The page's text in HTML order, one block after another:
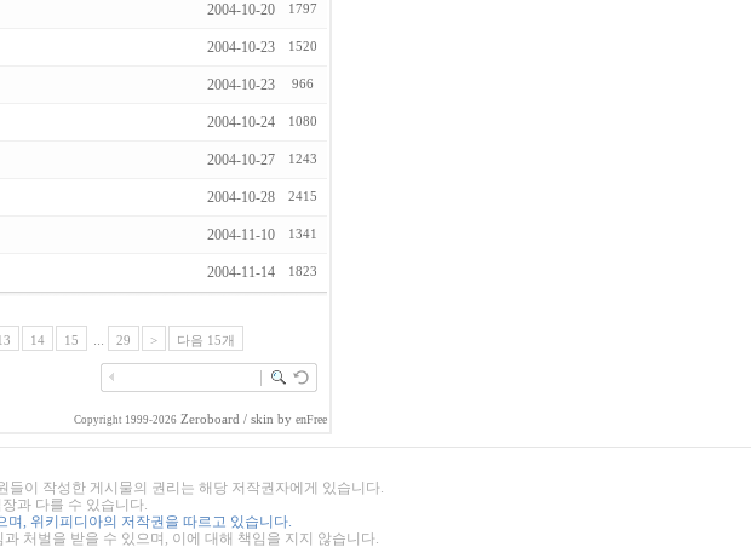
2004-10-20 1797
2004-10-23 1520
2004-10-23 966
2004-10-24 1080
2004-10-27 1243
2004-10-28 2415
2004-11-10 1341
2004-11-14 1823
14 15 29 > 다음 15개
Copyright 1999-2026 Zeroboard / skin by enFree
이 작성한 게시물의 권리는 해당 저작권자에게 있습니다.
과 다를 수 있습니다.
, 위키피디아의 저작권을 따르고 있습니다.
처벌을 받을 수 있으며, 이에 대해 책임을 지지 않습니다.